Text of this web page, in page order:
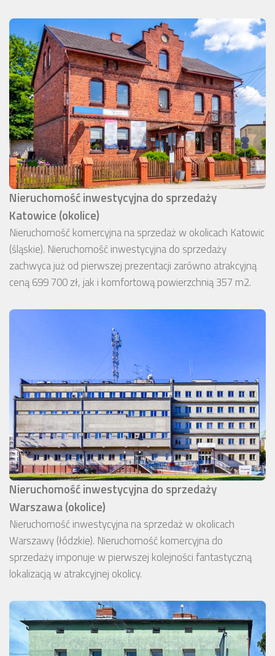
Nieruchomość inwestycyjna do sprzedaży
Katowice (okolice)
Nieruchomość komercyjna na sprzedaż w okolicach Katowic
(śląskie). Nieruchomość inwestycyjna do sprzedaży
zachwyca już od pierwszej prezentacji zarówno atrakcyjną
ceną 699 700 zł, jak i komfortową powierzchnią 357 m2.
Nieruchomość inwestycyjna do sprzedaży
Warszawa (okolice)
Nieruchomość inwestycyjna na sprzedaż w okolicach
Warszawy (łódzkie). Nieruchomość komercyjna do
sprzedaży imponuje w pierwszej kolejności fantastyczną
lokalizacją w atrakcyjnej okolicy.